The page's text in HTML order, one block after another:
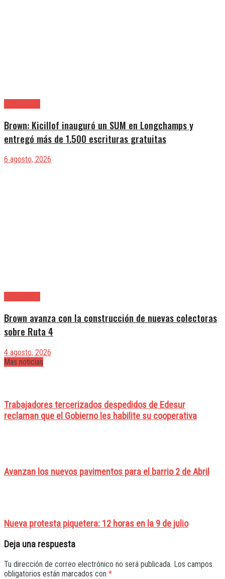
Brown: Kicillof inauguró un SUM en Longchamps y
entregó más de 1.500 escrituras gratuitas
6 agosto, 2026
Brown avanza con la construcción de nuevas colectoras
sobre Ruta 4
4 agosto, 2026
Mas noticias
Trabajadores tercerizados despedidos de Edesur
reclaman que el Gobierno les habilite su cooperativa
Avanzan los nuevos pavimentos para el barrio 2 de Abril
Nueva protesta piquetera: 12 horas en la 9 de julio
Deja una respuesta
Tu dirección de correo electrónico no será publicada. Los campos
obligatorios están marcados con *